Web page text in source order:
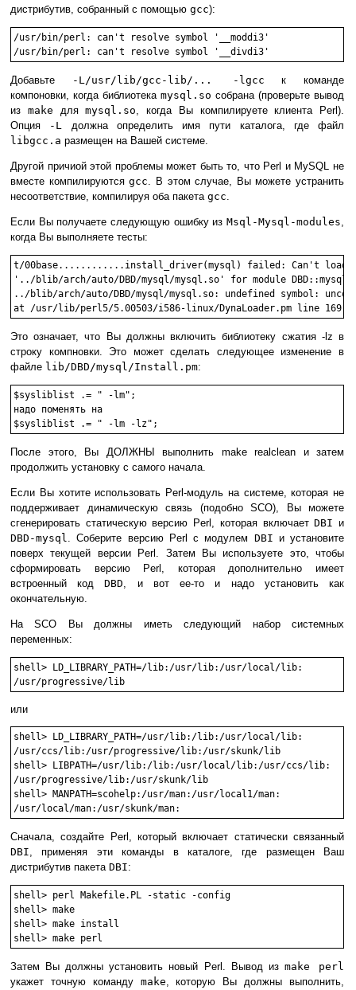
дистрибутив, собранный с помощью gcc):
/usr/bin/perl: can't resolve symbol '__moddi3'
Добавьте -L/usr/lib/gcc-lib/... -lgcc к команде
компоновки, когда библиотека mysql.so собрана (проверьте вывод
из make дляmysql.so, когда Вы компилируете клиента Perl).
Опция
-L должна определить имя пути каталога, где файл
libgcc.a размещен на Вашей системе.
Другой причиой этой проблемы может быть то, что Perl и MySQL не
вместе компилируютсяgcc. В этом случае, Вы можете устранить
несоответствие, компилируя оба пакета gcc.
Если Вы получаете следующую ошибку из Msql-Mysql-modules,
когда Вы выполняете тесты:
t/00base............install_driver(mysql) failed: Can't load
'../blib/arch/auto/DBD/mysql/mysql.so' for module DBD::mysql:
../blib/arch/auto/DBD/mysql/mysql.so: undefined symbol:
Это означает, что Вы должны включить библиотеку сжатия -lz в
строку компновки. Это может сделать следующее изменение в
файле lib/DBD/mysql/Install.pm:
$sysliblist .= " -lm";
надо поменять на
После этого, Вы ДОЛЖНЫ выполнить make realclean и затем
продолжить установку с самого начала.
Если Вы хотите использовать Perl-модуль на системе, которая не
поддерживает динамическую связь (подобно SCO), Вы можете
сгенерировать статическую версию Perl, которая включаетDBI и
DBD-mysql. Соберите версию Perl с модулем DBI и установите
поверх текущей версии Perl. Затем Вы используете это, чтобы
сформировать версию Perl, которая дополнительно имеет
встроенный кодDBD, и вот ее-то и надо установить как
окончательную.
На SCO Вы должны иметь следующий набор системных
переменных:
shell> LD_LIBRARY_PATH=/lib:/usr/lib:/usr/local/lib:
или
shell> LD_LIBRARY_PATH=/usr/lib:/lib:/usr/local/lib:
/usr/ccs/lib:/usr/progressive/lib:/usr/skunk/lib
shell> LIBPATH=/usr/lib:/lib:/usr/local/lib:/usr/ccs/lib:
/usr/progressive/lib:/usr/skunk/lib
shell> MANPATH=scohelp:/usr/man:/usr/local1/man:
Сначала, создайте Perl, который включает статически связанный
DBI, применяя эти команды в каталоге, где размещен Ваш
дистрибутив пакета DBI:
shell> perl Makefile.PL -static -config
shell> make
shell> make install
Затем Вы должны установить новый Perl. Вывод из make perl
укажет точную команду make, которую Вы должны выполнить,